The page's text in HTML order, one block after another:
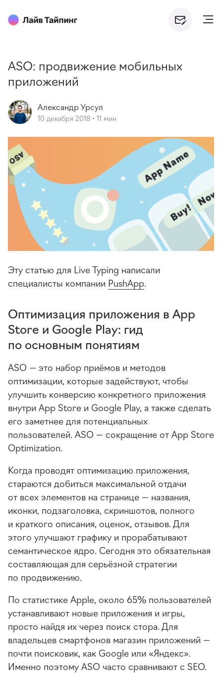
ASO: продвижение мобильных
приложений
Александр Урсул
10 декабря 2018 · 11 мин
Эту статью для Live Typing написали
специалисты компании PushApp.
Оптимизация приложения в App
Store и Google Play: гид
по основным понятиям
ASO — это набор приёмов и методов
оптимизации, которые задействуют, чтобы
улучшить конверсию конкретного приложения
внутри App Store и Google Play, а также сделать
его заметнее для потенциальных
пользователей. ASO — сокращение от App Store
Optimization.
Когда проводят оптимизацию приложения,
стараются добиться максимальной отдачи
от всех элементов на странице — названия,
иконки, подзаголовка, скриншотов, полного
и краткого описания, оценок, отзывов. Для
этого улучшают графику и прорабатывают
семантическое ядро. Сегодня это обязательная
составляющая для серьёзной стратегии
по продвижению.
По статистике Apple, около 65% пользователей
устанавливают новые приложения и игры,
просто найдя их через поиск стора. Для
владельцев смартфонов магазин приложений —
почти поисковик, как Google или «Яндекс».
Именно поэтому ASO часто сравнивают с SEO.